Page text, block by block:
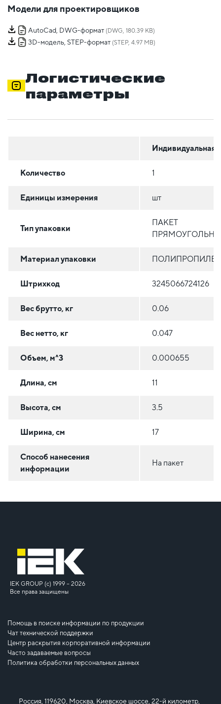
Модели для проектировщиков
AutoCad, DWG-формат (DWG, 180.39 KB)
3D-модель, STEP-формат (STEP, 4.97 MB)
Логистические
параметры
Индивидуальная
Количество 1
Единицы измерения шт
Тип упаковки
ПАКЕТ
Материал упаковки
Штрихкод 3245066724126
Вес брутто, кг 0.06
Вес нетто, кг 0.047
Объем, м^3 0.000655
Длина, см 11
Высота, см 3.5
Ширина, см 17
Способ нанесения
информации
На пакет
IEK GROUP (c) 1999 – 2026
Все права защищены
Помощь в поиске информации по продукции
Чат технической поддержки
Центр раскрытия корпоративной информации
Часто задаваемые вопросы
Политика обработки персональных данных
Россия, 119620, Москва, Киевское шоссе, 22-й километр,